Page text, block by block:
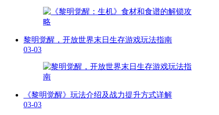
黎明觉醒，开放世界末日生存游戏玩法指南
03-03
《黎明觉醒》玩法介绍及战力提升方式详解
03-03